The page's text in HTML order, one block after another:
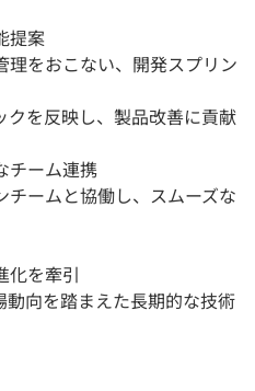
提案
理をおこない、開発スプリン
クを反映し、製品改善に貢献
チーム連携
チームと協働し、スムーズな
化を牽引
動向を踏まえた長期的な技術